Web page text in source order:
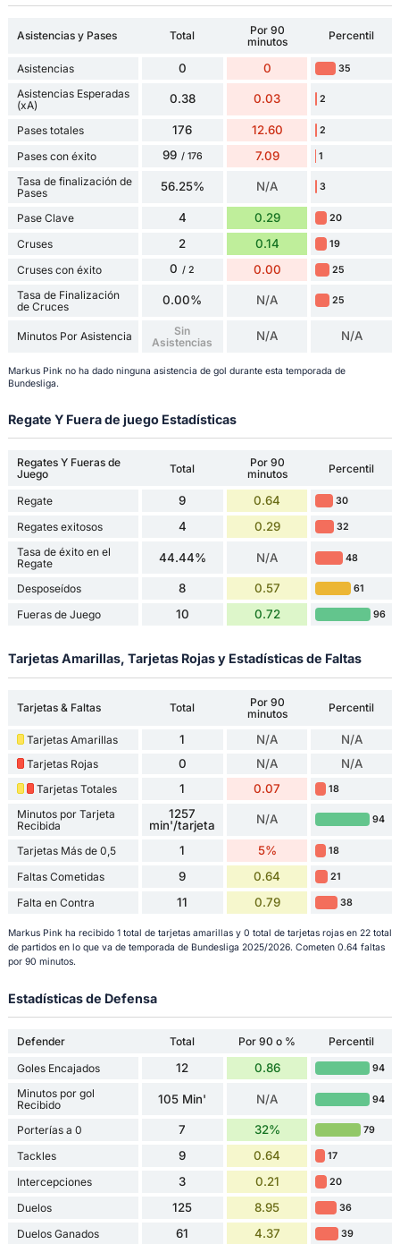
Asistencias y Pases Total
Por 90
minutos
Percentil
Asistencias 0 0 35
Asistencias Esperadas
(xA)
0.38 0.03 2
Pases totales 176 12.60 2
Pases con éxito 99 / 176 7.09 1
Tasa de finalización de
Pases
56.25% N/A 3
Pase Clave 4 0.29 20
Cruses 2 0.14 19
Cruses con éxito 0 / 2 0.00 25
Tasa de Finalización
de Cruces
0.00% N/A 25
Minutos Por Asistencia
Sin
Asistencias
N/A N/A
Markus Pink no ha dado ninguna asistencia de gol durante esta temporada de
Bundesliga.
Regate Y Fuera de juego Estadísticas
Regates Y Fueras de
Juego
Total
Por 90
minutos
Percentil
Regate 9 0.64 30
Regates exitosos 4 0.29 32
Tasa de éxito en el
Regate
44.44% N/A 48
Desposeídos 8 0.57 61
Fueras de Juego 10 0.72 96
Tarjetas Amarillas, Tarjetas Rojas y Estadísticas de Faltas
Tarjetas & Faltas Total
Por 90
minutos
Percentil
Tarjetas Amarillas 1 N/A N/A
Tarjetas Rojas 0 N/A N/A
Tarjetas Totales 1 0.07 18
Minutos por Tarjeta
Recibida
1257
min'/tarjeta
N/A 94
Tarjetas Más de 0,5 1 5% 18
Faltas Cometidas 9 0.64 21
Falta en Contra 11 0.79 38
Markus Pink ha recibido 1 total de tarjetas amarillas y 0 total de tarjetas rojas en 22 total
de partidos en lo que va de temporada de Bundesliga 2025/2026. Cometen 0.64 faltas
por 90 minutos.
Estadísticas de Defensa
Defender Total Por 90 o %
Percentil
Goles Encajados
12 0.86 94
Minutos por gol
Recibido
105 Min' N/A 94
Porterías a 0 7 32% 79
Tackles 9 0.64 17
Intercepciones 3 0.21 20
Duelos 125 8.95 36
Duelos Ganados 61 4.37 39